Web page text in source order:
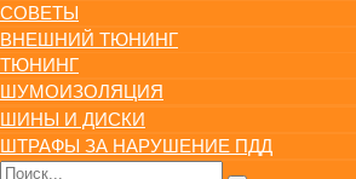
СОВЕТЫ
ВНЕШНИЙ ТЮНИНГ
ТЮНИНГ
ШУМОИЗОЛЯЦИЯ
ШИНЫ И ДИСКИ
ШТРАФЫ ЗА НАРУШЕНИЕ ПДД